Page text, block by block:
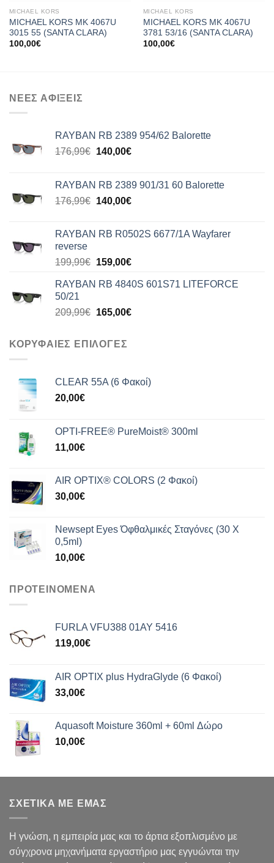
MICHAEL KORS
MICHAEL KORS MK 4067U
3015 55 (SANTA CLARA)
100,00€
MICHAEL KORS
MICHAEL KORS MK 4067U
3781 53/16 (SANTA CLARA)
100,00€
ΝΕΕΣ ΑΦΙΞΕΙΣ
RAYBAN RB 2389 954/62 Balorette
176,99€ Original
176,99€.
140,00€Η
είναι:
140,00€.
RAYBAN RB 2389 901/31 60 Balorette
176,99€ Original
176,99€.
140,00€Η
είναι:
RAYBAN RB R0502S 6677/1A Wayfarer
reverse
199,99€ Original
was:
159,00€Η
τιμή
159,00€.
RAYBAN RB 4840S 601S71 LITEFORCE
50/21
209,99€ Original
was:
209,99€.
165,00€Η
ΚΟΡΥΦΑΙΕΣ ΕΠΙΛΟΓΕΣ
CLEAR 55A (6 Φακοί)
20,00€
OPTI-FREE® PureMoist® 300ml
11,00€
AIR OPTIX® COLORS (2 Φακοί)
30,00€
Newsept Eyes Όφθαλμικές Σταγόνες (30 Χ
0,5ml)
10,00€
ΠΡΟΤΕΙΝΟΜΕΝΑ
FURLA VFU388 01AY 5416
119,00€
AIR OPTIX plus HydraGlyde (6 Φακοί)
33,00€
Aquasoft Moisture 360ml + 60ml Δώρο
10,00€
ΣΧΕΤΙΚΑ ΜΕ ΕΜΑΣ
Η γνώση, η εμπειρία μας και το άρτια εξοπλισμένο με
σύγχρονα μηχανήματα εργαστήριο μας εγγυώνται την